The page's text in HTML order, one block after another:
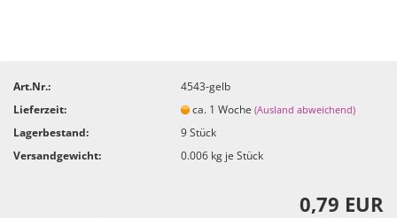
Art.Nr.:
4543-gelb
Lieferzeit:
ca. 1 Woche(Ausland abweichend)
Lagerbestand: 9Stück
Versandgewicht:
0.006 kg je Stück
0,79 EUR